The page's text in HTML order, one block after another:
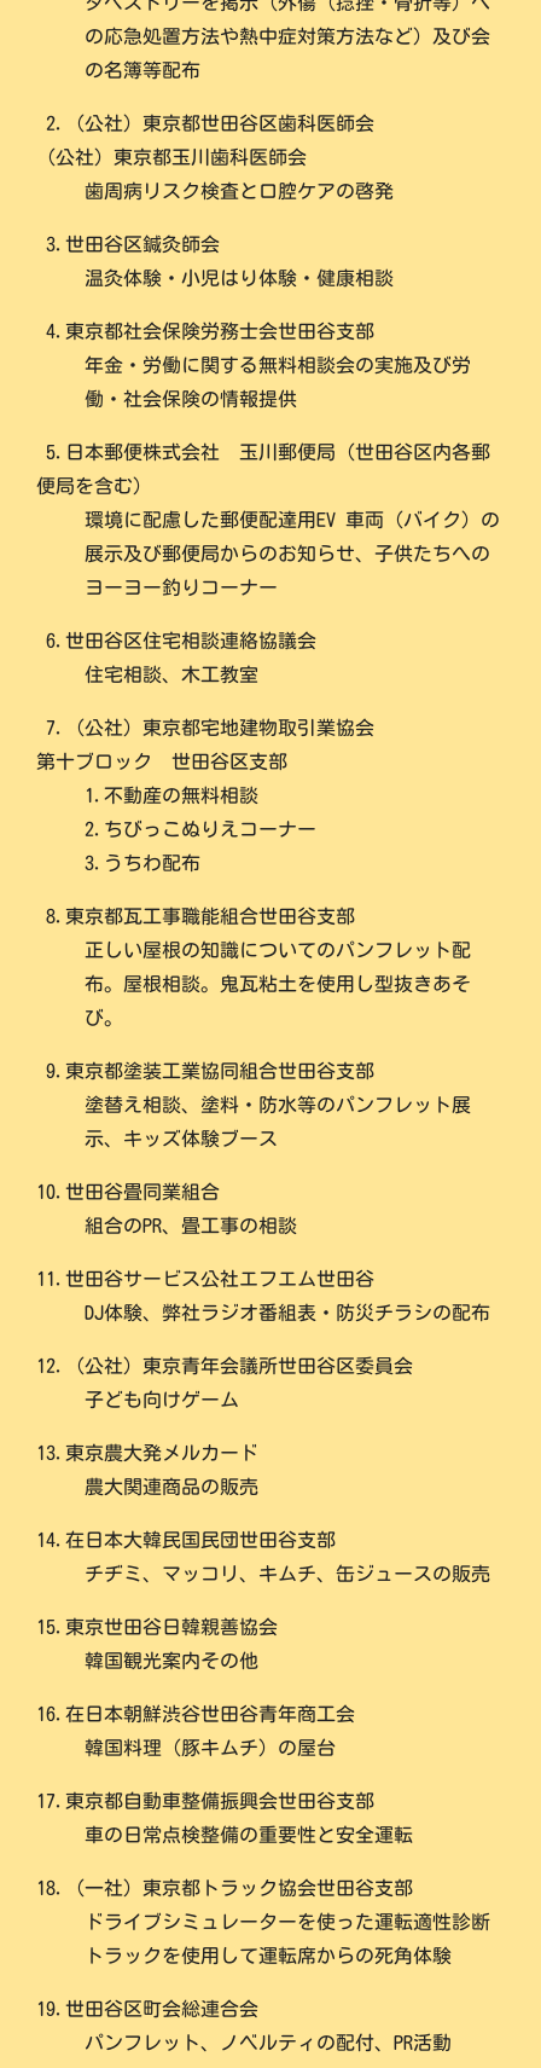
の応急処置方法や熱中症対策方法など）及び会
の名簿等配布
2.（公社）東京都世田谷区歯科医師会
（公社）東京都玉川歯科医師会
歯周病リスク検査と口腔ケアの啓発
3.世田谷区鍼灸師会
温灸体験・小児はり体験・健康相談
4.東京都社会保険労務士会世田谷支部
年金・労働に関する無料相談会の実施及び労
働・社会保険の情報提供
5.日本郵便株式会社 玉川郵便局（世田谷区内各郵
便局を含む）
環境に配慮した郵便配達用EV 車両（バイク）の
展示及び郵便局からのお知らせ、子供たちへの
ヨーヨー釣りコーナー
6.世田谷区住宅相談連絡協議会
住宅相談、木工教室
7.（公社）東京都宅地建物取引業協会
第十ブロック 世田谷区支部
1.不動産の無料相談
2.ちびっこぬりえコーナー
3.うちわ配布
8.東京都瓦工事職能組合世田谷支部
正しい屋根の知識についてのパンフレット配
布。屋根相談。鬼瓦粘土を使用し型抜きあそ
び。
9.東京都塗装工業協同組合世田谷支部
塗替え相談、塗料・防水等のパンフレット展
示、キッズ体験ブース
10.世田谷畳同業組合
組合のPR、畳工事の相談
11.世田谷サービス公社エフエム世田谷
DJ体験、弊社ラジオ番組表・防災チラシの配布
12.（公社）東京青年会議所世田谷区委員会
子ども向けゲーム
13.東京農大発メルカード
農大関連商品の販売
14.在日本大韓民国民団世田谷支部
チヂミ、マッコリ、キムチ、缶ジュースの販売
15.東京世田谷日韓親善協会
韓国観光案内その他
16.在日本朝鮮渋谷世田谷青年商工会
韓国料理（豚キムチ）の屋台
17.東京都自動車整備振興会世田谷支部
車の日常点検整備の重要性と安全運転
18.（一社）東京都トラック協会世田谷支部
ドライブシミュレーターを使った運転適性診断
トラックを使用して運転席からの死角体験
19.世田谷区町会総連合会
パンフレット、ノベルティの配付、PR活動